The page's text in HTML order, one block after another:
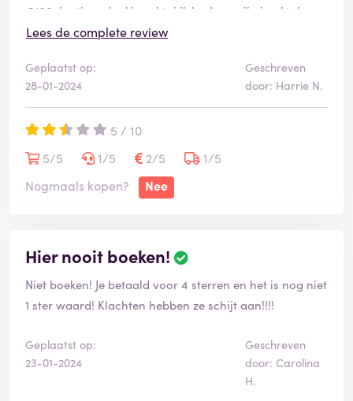
€100. korting, dankjewel tui ik had op mijn in oktober
geboekte reis €300. vroegboek korting dus die wordt
boek ben ik in totaal €650,- duurder uit, DANKJEWEL
TUI voor jullie genereuze aanbod. waar wij dus maar
geen gebruik van gaan maken.
Lees de complete review
Geplaatst op:
28-01-2024
Geschreven
door: Harrie N.
5 / 10
5/5
1/5 2/5
1/5
Nogmaals kopen?
Nee
Hier nooit boeken!
Niet boeken! Je betaald voor 4 sterren en het is nog niet
1 ster waard! Klachten hebben ze schijt aan!!!!
Geplaatst op:
23-01-2024
Geschreven
door: Carolina
H.